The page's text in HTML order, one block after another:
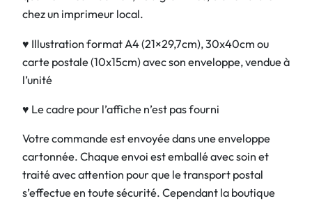
chez un imprimeur local.
♥ Illustration format A4 (21×29,7cm), 30x40cm ou
carte postale (10x15cm) avec son enveloppe, vendue à
l’unité
♥ Le cadre pour l’affiche n’est pas fourni
Votre commande est envoyée dans une enveloppe
cartonnée. Chaque envoi est emballé avec soin et
traité avec attention pour que le transport postal
s’effectue en toute sécurité. Cependant la boutique